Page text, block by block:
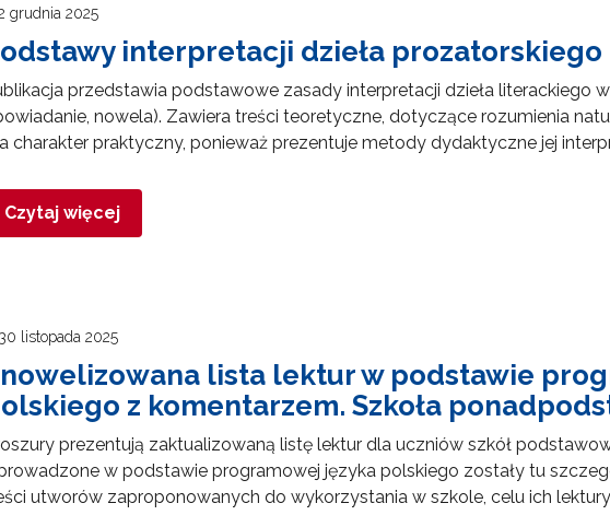
grudnia 2025
interpretacji dzieła prozatorskiego
przedstawia podstawowe zasady interpretacji dzieła literackiego
nowela). Zawiera treści teoretyczne, dotyczące rozumienia
charakter praktyczny, ponieważ prezentuje metody dydaktyczne jej
Czytaj więcej
listopada 2025
lista lektur w podstawie
z komentarzem. Szkoła
prezentują zaktualizowaną listę lektur dla uczniów szkół
w podstawie programowej języka polskiego zostały tu
utworów zaproponowanych do wykorzystania w szkole, celu ich